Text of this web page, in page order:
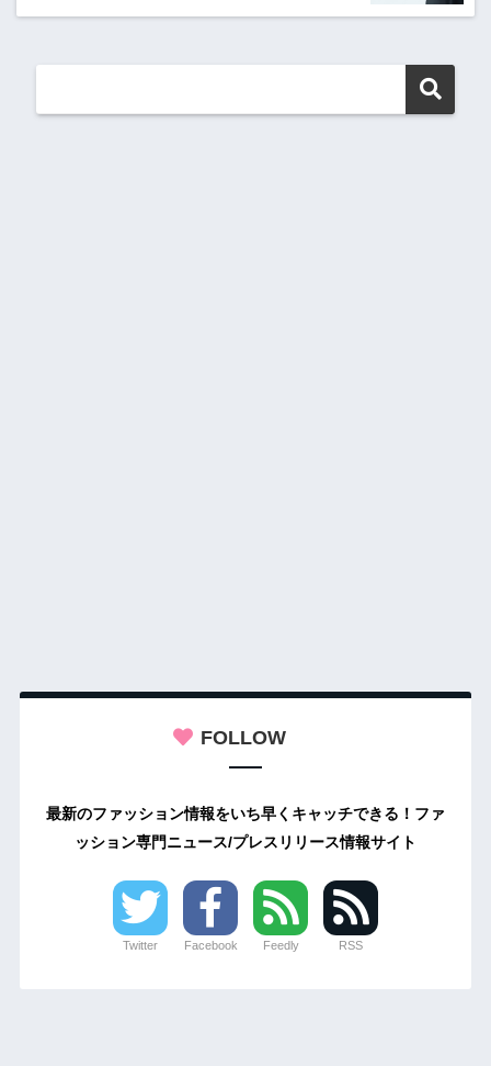
FOLLOW
最新のファッション情報をいち早くキャッチできる！ファ
ッション専門ニュース/プレスリリース情報サイト
Twitter Facebook Feedly RSS